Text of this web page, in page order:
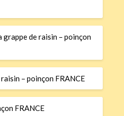
grappe de raisin – poinçon
– poinçon FRANCE
FRANCE